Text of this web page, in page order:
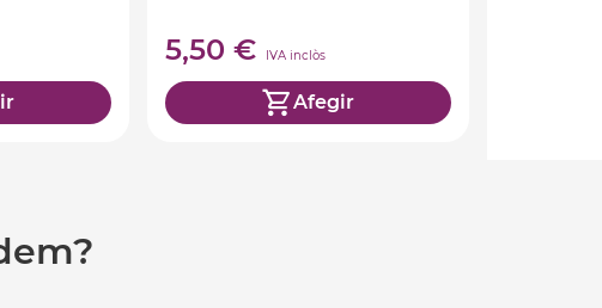
5,50 € IVA inclòs
Afegir